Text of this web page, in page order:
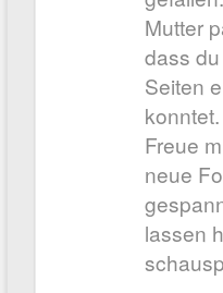
Mutter
dass
Seiten
Freue
neue
lassen